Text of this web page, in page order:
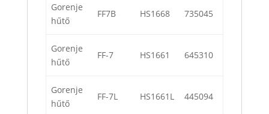
Gorenje
hűtő
FF7B HS1668 735045
Gorenje
hűtő
FF-7 HS1661 645310
Gorenje
hűtő
FF-7L HS1661L 445094